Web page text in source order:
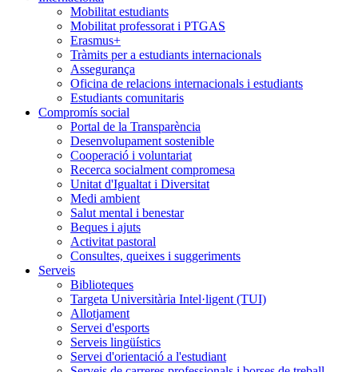
Mobilitat estudiants
Mobilitat professorat i PTGAS
Erasmus+
Tràmits per a estudiants internacionals
Assegurança
Oficina de relacions internacionals i estudiants
Estudiants comunitaris
Compromís social
Portal de la Transparència
Desenvolupament sostenible
Cooperació i voluntariat
Recerca socialment compromesa
Unitat d'Igualtat i Diversitat
Medi ambient
Salut mental i benestar
Beques i ajuts
Activitat pastoral
Consultes, queixes i suggeriments
Serveis
Biblioteques
Targeta Universitària Intel·ligent (TUI)
Allotjament
Servei d'esports
Serveis lingüístics
Servei d'orientació a l'estudiant